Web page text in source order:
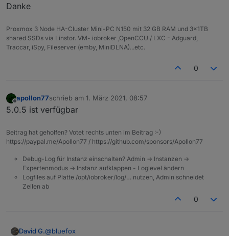
Danke
Proxmox 3 Node HA-Cluster Mini-PC N150 mit 32 GB RAM und 3x1TB
shared SSDs via Linstor. VM- iobroker ,OpenCCU / LXC - Adguard,
Traccar, iSpy, Fileserver (emby, MiniDLNA)...etc.
0
Offline
apollon77schrieb am 1. März 2021, 08:57
zuletzt editiert von
5.0.5 ist verfügbar
Beitrag hat geholfen? Votet rechts unten im Beitrag :-)
https://paypal.me/Apollon77 / https://github.com/sponsors/Apollon77
Debug-Log für Instanz einschalten? Admin -> Instanzen ->
Expertenmodus -> Instanz aufklappen - Loglevel ändern
Logfiles auf Platte /opt/iobroker/log/… nutzen, Admin schneidet
Zeilen ab
0
David G.@bluefox